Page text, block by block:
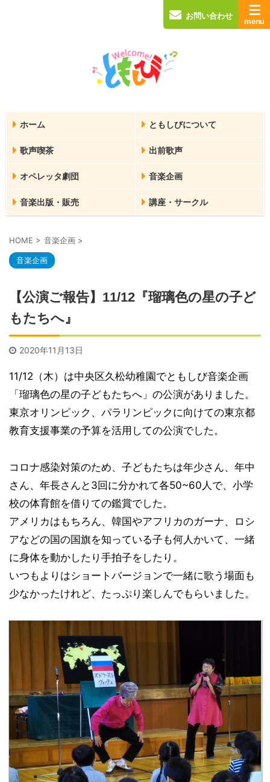
お問い合わせ
ホーム ともしびについて
歌声喫茶 出前歌声
オペレッタ劇団 音楽企画
音楽出版・販売 講座・サークル
HOME > 音楽企画 >
音楽企画
【公演ご報告】11/12『瑠璃色の星の子ど
もたちへ』
2020年11月13日
11/12（木）は中央区久松幼稚園でともしび音楽企画
「瑠璃色の星の子どもたちへ」の公演がありました。
東京オリンピック、パラリンピックに向けての東京都
教育支援事業の予算を活用しての公演でした。
コロナ感染対策のため、子どもたちは年少さん、年中
さん、年長さんと3回に分かれて各50~60人で、小学
校の体育館を借りての鑑賞でした。
アメリカはもちろん、韓国やアフリカのガーナ、ロシ
アなどの国の国旗を知っている子も何人かいて、一緒
に身体を動かしたり手拍子をしたり。
いつもよりはショートバージョンで一緒に歌う場面も
少なかったけれど、たっぷり楽しんでもらいました。